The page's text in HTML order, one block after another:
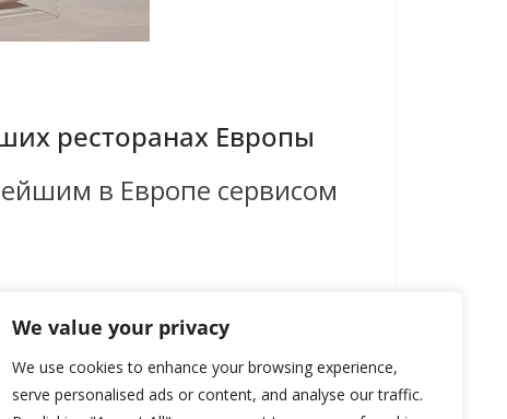
We value your privacy
We use cookies to enhance your browsing experience,
serve personalised ads or content, and analyse our traffic.
ресторанах Европы
в Европе сервисом